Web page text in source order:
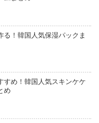
る！韓国人気保湿パックま
すめ！韓国人気スキンケケ
め